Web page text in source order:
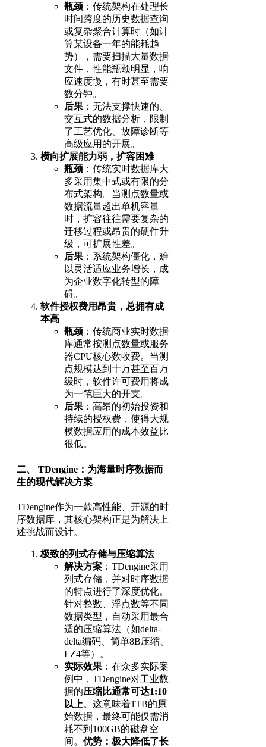
瓶颈 ：传统架构在处理长
时间跨度的历史数据查询
或复杂聚合计算时（如计
算某设备一年的能耗趋
势），需要扫描大量数据
文件，性能瓶颈明显，响
应速度慢，有时甚至需要
数分钟。
后果：无法支撑快速的、
交互式的数据分析，限制
了工艺优化、故障诊断等
高级应用的开展。
横向扩展能力弱，扩容困难
瓶颈 ：传统实时数据库大
多采用集中式或有限的分
布式架构。当测点数量或
数据流量超出单机容量
时，扩容往往需要复杂的
迁移过程或昂贵的硬件升
级，可扩展性差。
后果：系统架构僵化，难
以灵活适应业务增长，成
为企业数字化转型的障
碍。
软件授权费用昂贵，总拥有成
本高
瓶颈 ：传统商业实时数据
库通常按测点数量或服务
器CPU核心数收费。当测
点规模达到十万甚至百万
级时，软件许可费用将成
为一笔巨大的开支。
后果：高昂的初始投资和
持续的授权费，使得大规
模数据应用的成本效益比
很低。
二、 TDengine：为海量时序数据而
生的现代解决方案
TDengine作为一款高性能、开源的时
序数据库，其核心架构正是为解决上
述挑战而设计。
极致的列式存储与压缩算法
解决方案 ：TDengine采用
列式存储，并对时序数据
的特点进行了深度优化。
针对整数、浮点数等不同
数据类型，自动采用最合
适的压缩算法（如delta-
delta编码、简单8B压缩、
LZ4等）。
实际效果 ：在众多实际案
例中，TDengine对工业数
据的压缩比通常可达1:10
以上。这意味着1TB的原
始数据，最终可能仅需消
耗不到100GB的磁盘空
间。 优势：极大降低了长